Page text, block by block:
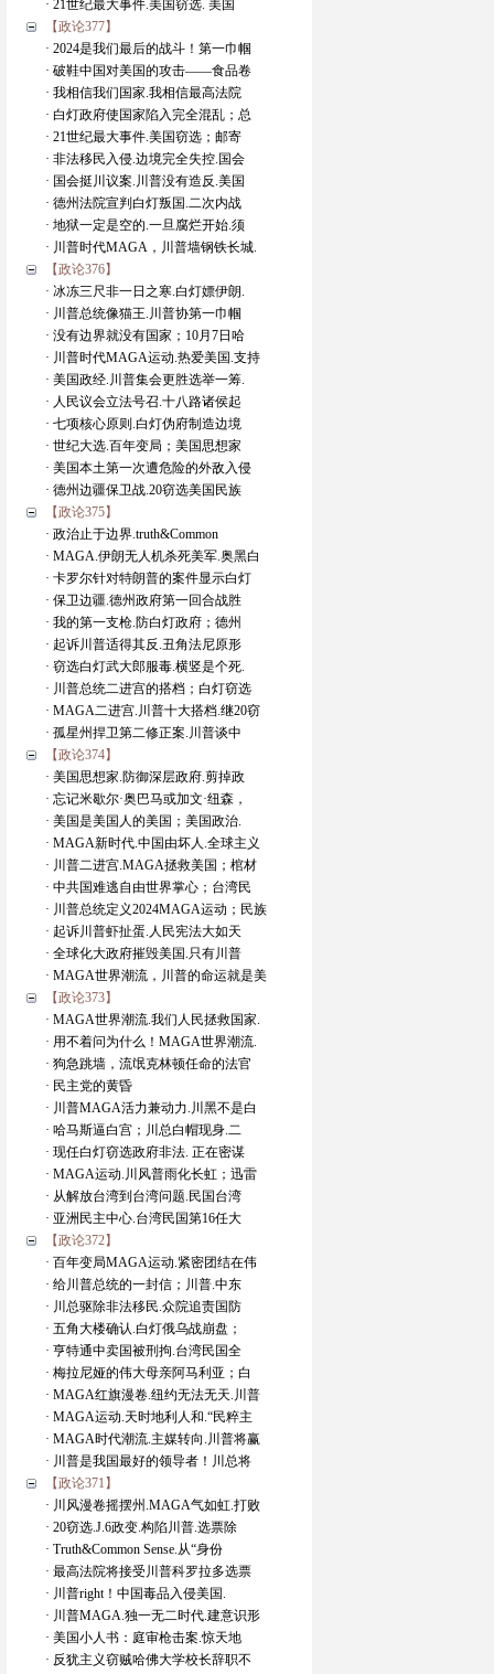
· 21世纪最大事件.美国窃选. 美国
【政论377】
· 2024是我们最后的战斗！第一巾帼
· 破鞋中国对美国的攻击——食品卷
· 我相信我们国家.我相信最高法院
· 白灯政府使国家陷入完全混乱；总
· 21世纪最大事件.美国窃选；邮寄
· 非法移民入侵.边境完全失控.国会
· 国会挺川议案.川普没有造反.美国
· 德州法院宣判白灯叛国.二次内战
· 地狱一定是空的.一旦腐烂开始.须
· 川普时代MAGA，川普墙钢铁长城.
【政论376】
· 冰冻三尺非一日之寒.白灯嫖伊朗.
· 川普总统像猫王.川普协第一巾帼
· 没有边界就没有国家；10月7日哈
· 川普时代MAGA运动.热爱美国.支持
· 美国政经.川普集会更胜选举一筹.
· 人民议会立法号召.十八路诸侯起
· 七项核心原则.白灯伪府制造边境
· 世纪大选.百年变局；美国思想家
· 美国本土第一次遭危险的外敌入侵
· 德州边疆保卫战.20窃选美国民族
【政论375】
· 政治止于边界.truth&Common
· MAGA.伊朗无人机杀死美军.奥黑白
· 卡罗尔针对特朗普的案件显示白灯
· 保卫边疆.德州政府第一回合战胜
· 我的第一支枪.防白灯政府；德州
· 起诉川普适得其反.丑角法尼原形
· 窃选白灯武大郎服毒.横竖是个死.
· 川普总统二进宫的搭档；白灯窃选
· MAGA二进宫.川普十大搭档.继20窃
· 孤星州捍卫第二修正案.川普谈中
【政论374】
· 美国思想家.防御深层政府.剪掉政
· 忘记米歇尔·奥巴马或加文·纽森，
· 美国是美国人的美国；美国政治.
· MAGA新时代.中国由坏人.全球主义
· 川普二进宫.MAGA拯救美国；棺材
· 中共国难逃自由世界掌心；台湾民
· 川普总统定义2024MAGA运动；民族
· 起诉川普虾扯蛋.人民宪法大如天
· 全球化大政府摧毁美国.只有川普
· MAGA世界潮流，川普的命运就是美
【政论373】
· MAGA世界潮流.我们人民拯救国家.
· 用不着问为什么！MAGA世界潮流.
· 狗急跳墙，流氓克林顿任命的法官
· 民主党的黄昏
· 川普MAGA活力兼动力.川黑不是白
· 哈马斯逼白宫；川总白帽现身.二
· 现任白灯窃选政府非法. 正在密谋
· MAGA运动.川风普雨化长虹；迅雷
· 从解放台湾到台湾问题.民国台湾
· 亚洲民主中心.台湾民国第16任大
【政论372】
· 百年变局MAGA运动.紧密团结在伟
· 给川普总统的一封信；川普.中东
· 川总驱除非法移民.众院追责国防
· 五角大楼确认.白灯俄乌战崩盘；
· 亨特通中卖国被刑拘.台湾民国全
· 梅拉尼娅的伟大母亲阿马利亚；白
· MAGA红旗漫卷.纽约无法无天.川普
· MAGA运动.天时地利人和.“民粹主
· MAGA时代潮流.主媒转向.川普将赢
· 川普是我国最好的领导者！川总将
【政论371】
· 川风漫卷摇摆州.MAGA气如虹.打败
· 20窃选.J.6政变.构陷川普.选票除
· Truth&Common Sense.从“身份
· 最高法院将接受川普科罗拉多选票
· 川普right！中国毒品入侵美国.
· 川普MAGA.独一无二时代.建意识形
· 美国小人书：庭审枪击案.惊天地
· 反犹主义窃贼哈佛大学校长辞职不